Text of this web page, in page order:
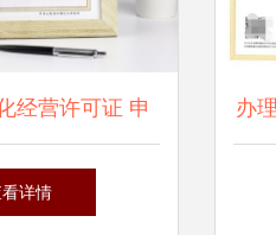
经营许可证 申
合规要点
详情
办